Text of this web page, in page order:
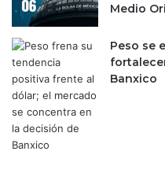
Medio
Peso se
Banxico